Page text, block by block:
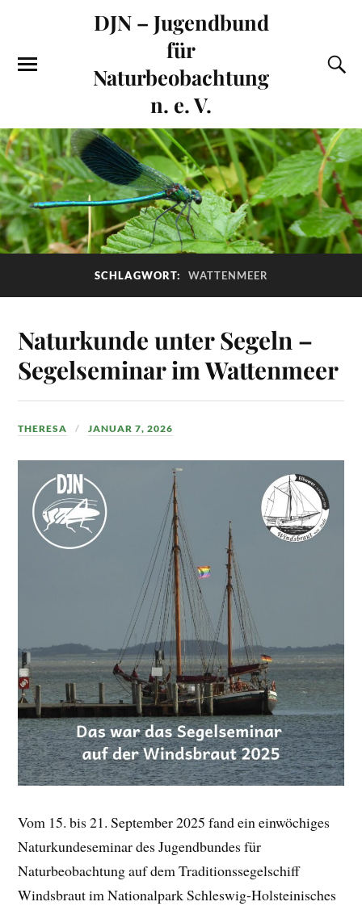
DJN – Jugendbund
für
Naturbeobachtung
n. e. V.
SCHLAGWORT: WATTENMEER
Naturkunde unter Segeln –
Segelseminar im Wattenmeer
THERESA JANUAR 7, 2026
Vom 15. bis 21. September 2025 fand ein einwöchiges
Naturkundeseminar des Jugendbundes für
Naturbeobachtung auf dem Traditionssegelschiff
Windsbraut im Nationalpark Schleswig-Holsteinisches